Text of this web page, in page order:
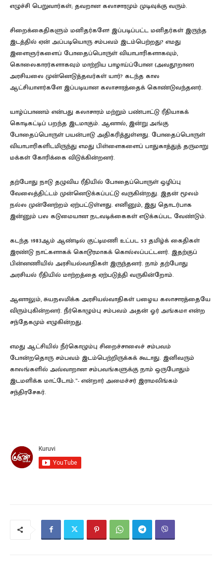
எழுச்சி பெறுவார்கள்; தவறான கலாசாரமும் முடிவுக்கு வரும்.
சிறைக்கைதிகளும் மனிதர்களே! இப்படிப்பட்ட மனிதர்கள் இருந்த
இடத்தில் ஏன் அப்படியொரு சம்பவம் இடம்பெற்றது? எமது
இளைஞர்களைப் போதைப்பொருள் வியாபாரிகளாகவும்,
கொலைகாரர்களாகவும் மாற்றிய பாழாய்ப்போன (அவதூறான)
அரசியலை முன்னெடுத்தவர்கள் யார்? கடந்த கால
ஆட்சியாளர்களே இப்படியான கலாசாரத்தைக் கொண்டுவந்தனர்.
யாழ்ப்பாணம் என்பது கலாசாரம் மற்றும் பண்பாட்டு ரீதியாகக்
கொடிகட்டிப் பறந்த இடமாகும். ஆனால், இன்று அங்கு
போதைப்பொருள் பயன்பாடு அதிகரித்துள்ளது. போதைப்பொருள்
வியாபாரிகளிடமிருந்து எமது பிள்ளைகளைப் பாதுகாத்துத் தருமாறு
மக்கள் கோரிக்கை விடுக்கின்றனர்.
தற்போது நாடு தழுவிய ரீதியில் போதைப்பொருள் ஒழிப்பு
வேலைத்திட்டம் முன்னெடுக்கப்பட்டு வருகின்றது. இதன் மூலம்
நல்ல முன்னேற்றம் ஏற்பட்டுள்ளது. எனினும், இது தொடர்பாக
இன்னும் பல கடுமையான நடவடிக்கைகள் எடுக்கப்பட வேண்டும்.
கடந்த 1983ஆம் ஆண்டில் குட்டிமணி உட்பட 53 தமிழ்க் கைதிகள்
இரண்டு நாட்களாகக் கொடூரமாகக் கொல்லப்பட்டனர். இதற்குப்
பின்னணியில் அரசியல்வாதிகள் இருந்தனர். நாம் தற்போது
அரசியல் ரீதியில் மாற்றத்தை ஏற்படுத்தி வருகின்றோம்.
ஆனாலும், சுயநலமிக்க அரசியல்வாதிகள் பழைய கலாசாரத்தையே
விரும்புகின்றனர். நீர்கொழும்பு சம்பவம் அதன் ஓர் அங்கமா என்ற
சந்தேகமும் எழுகின்றது.
எமது ஆட்சியில் நீர்கொழும்பு சிறைச்சாலைச் சம்பவம்
போன்றதொரு சம்பவம் இடம்பெற்றிருக்கக் கூடாது. இனிவரும்
காலங்களில் அவ்வாறான சம்பவங்களுக்கு நாம் ஒருபோதும்
இடமளிக்க மாட்டோம்.”- என்றார் அமைச்சர் இராமலிங்கம்
சந்திரசேகர்.